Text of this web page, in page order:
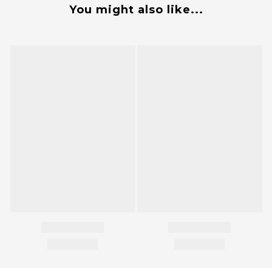
You might also like...